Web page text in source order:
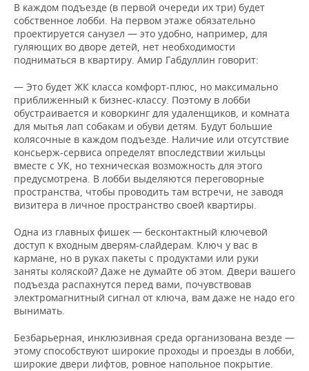
В каждом подъезде (в первой очереди их три) будет
собственное лобби. На первом этаже обязательно
проектируется санузел — это удобно, например, для
гуляющих во дворе детей, нет необходимости
подниматься в квартиру. Амир Габдуллин говорит:
— Это будет ЖК класса комфорт-плюс, но максимально
приближенный к бизнес-классу. Поэтому в лобби
обустраивается и коворкинг для удаленщиков, и комната
для мытья лап собакам и обуви детям. Будут большие
колясочные в каждом подъезде. Наличие или отсутствие
консьерж-сервиса определят впоследствии жильцы
вместе с УК, но техническая возможность для этого
предусмотрена. В лобби выделяются переговорные
пространства, чтобы проводить там встречи, не заводя
визитера в личное пространство своей квартиры.
Одна из главных фишек — бесконтактный ключевой
доступ к входным дверям-слайдерам. Ключ у вас в
кармане, но в руках пакеты с продуктами или руки
заняты коляской? Даже не думайте об этом. Двери вашего
подъезда распахнутся перед вами, почувствовав
электромагнитный сигнал от ключа, вам даже не надо его
вынимать.
Безбарьерная, инклюзивная среда организована везде —
этому способствуют широкие проходы и проезды в лобби,
широкие двери лифтов, ровное напольное покрытие.